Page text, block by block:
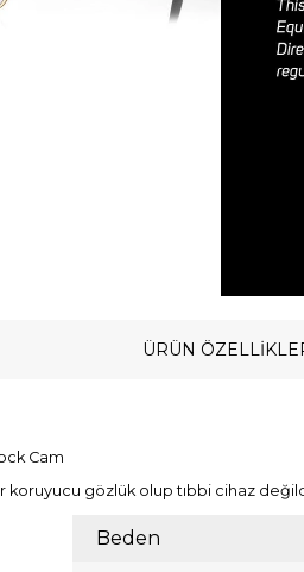
ÜRÜN
Cam
gözlük olup tıbbi cihaz
Beden